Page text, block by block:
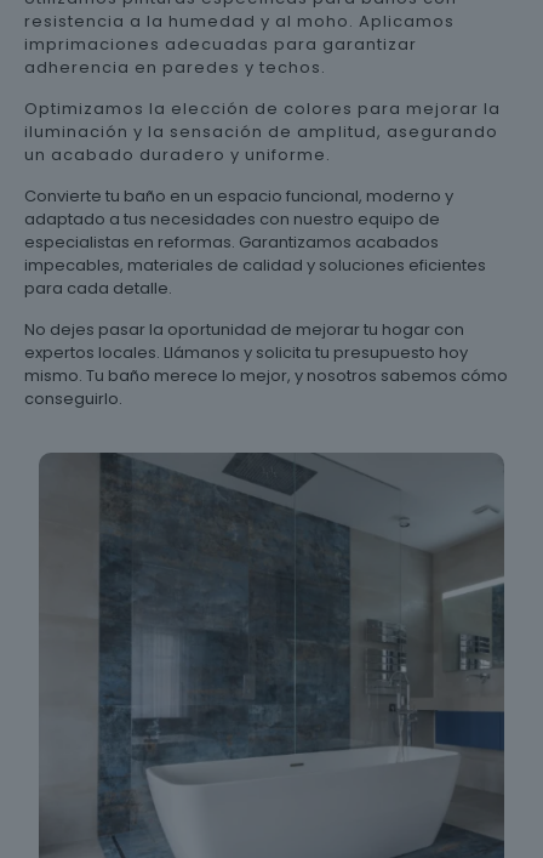
resistencia a la humedad y al moho. Aplicamos
imprimaciones adecuadas para garantizar
adherencia en paredes y techos.
Optimizamos la elección de colores para mejorar la
iluminación y la sensación de amplitud, asegurando
un acabado duradero y uniforme.
Convierte tu baño en un espacio funcional, moderno y
adaptado a tus necesidades con nuestro equipo de
especialistas en reformas. Garantizamos acabados
impecables, materiales de calidad y soluciones eficientes
para cada detalle.
No dejes pasar la oportunidad de mejorar tu hogar con
expertos locales. Llámanos y solicita tu presupuesto hoy
mismo. Tu baño merece lo mejor, y nosotros sabemos cómo
conseguirlo.